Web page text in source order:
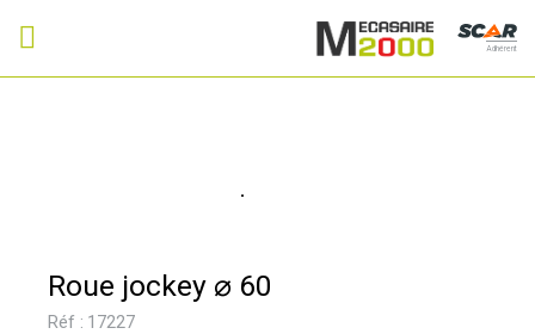
Adhérent
Roue jockey ⌀ 60
Réf : 17227